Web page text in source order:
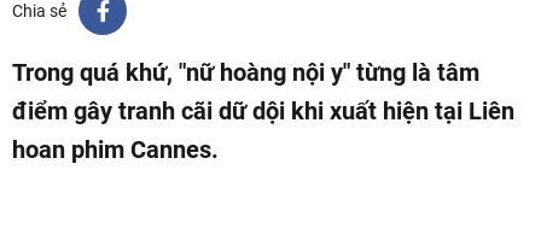
Chia sẻ
Trong quá khứ, "nữ hoàng nội y" từng là tâm
điểm gây tranh cãi dữ dội khi xuất hiện tại Liên
hoan phim Cannes.